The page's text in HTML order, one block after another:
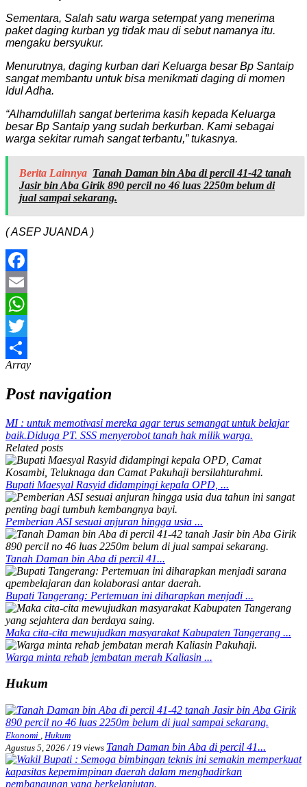
Sementara, Salah satu warga setempat yang menerima
paket daging kurban yg tidak mau di sebut namanya itu.
mengaku bersyukur.
Menurutnya, daging kurban dari Keluarga besar Bp Santaip
sangat membantu untuk bisa menikmati daging di momen
Idul Adha.
“Alhamdulillah sangat berterima kasih kepada Keluarga
besar Bp Santaip yang sudah berkurban. Kami sebagai
warga sekitar rumah sangat terbantu,” tukasnya.
Berita Lainnya Tanah Daman bin Aba di percil 41-42 tanah
Jasir bin Aba Girik 890 percil no 46 luas 2250m belum di
jual sampai sekarang.
( ASEP JUANDA )
Facebook
Email
WhatsApp
Twitter
Share
Array
Post navigation
MI : untuk memotivasi mereka agar terus semangat untuk belajar
baik.Diduga PT. SSS menyerobot tanah hak milik warga.
Related posts
Bupati Maesyal Rasyid didampingi kepala OPD, ...
Pemberian ASI sesuai anjuran hingga usia ...
Tanah Daman bin Aba di percil 41...
Bupati Tangerang: Pertemuan ini diharapkan menjadi ...
Maka cita-cita mewujudkan masyarakat Kabupaten Tangerang ...
Warga minta rehab jembatan merah Kaliasin ...
Hukum
Ekonomi , Hukum
Agustus 5, 2026 / 19 views Tanah Daman bin Aba di percil 41...